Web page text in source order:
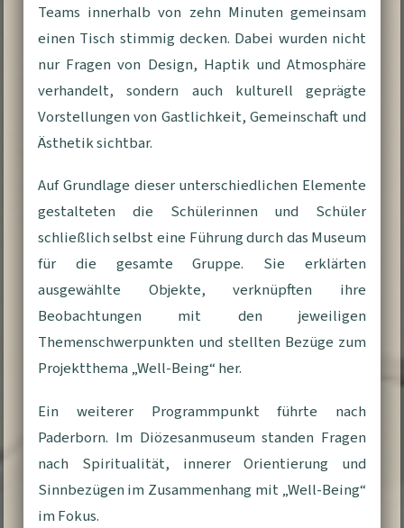
Teams innerhalb von zehn Minuten gemeinsam
einen Tisch stimmig decken. Dabei wurden nicht
nur Fragen von Design, Haptik und Atmosphäre
verhandelt, sondern auch kulturell geprägte
Vorstellungen von Gastlichkeit, Gemeinschaft und
Ästhetik sichtbar.
Auf Grundlage dieser unterschiedlichen Elemente
gestalteten die Schülerinnen und Schüler
schließlich selbst eine Führung durch das Museum
für die gesamte Gruppe. Sie erklärten
ausgewählte Objekte, verknüpften ihre
Beobachtungen mit den jeweiligen
Themenschwerpunkten und stellten Bezüge zum
Projektthema „Well-Being“ her.
Ein weiterer Programmpunkt führte nach
Paderborn. Im Diözesanmuseum standen Fragen
nach Spiritualität, innerer Orientierung und
Sinnbezügen im Zusammenhang mit „Well-Being“
im Fokus.